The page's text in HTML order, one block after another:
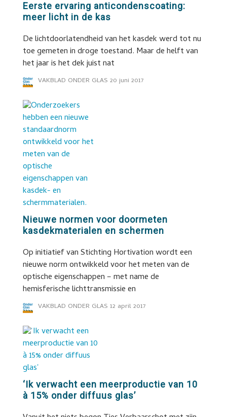
Eerste ervaring anticondenscoating:
meer licht in de kas
De lichtdoorlatendheid van het kasdek werd tot nu
toe gemeten in droge toestand. Maar de helft van
het jaar is het dek juist nat
VAKBLAD ONDER GLAS 20 juni 2017
Nieuwe normen voor doormeten
kasdekmaterialen en schermen
Op initiatief van Stichting Hortivation wordt een
nieuwe norm ontwikkeld voor het meten van de
optische eigenschappen – met name de
hemisferische lichttransmissie en
VAKBLAD ONDER GLAS 12 april 2017
‘Ik verwacht een meerproductie van 10
à 15% onder diffuus glas’